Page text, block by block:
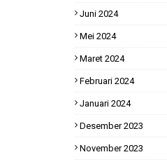
Juni 2024
Mei 2024
Maret 2024
Februari 2024
Januari 2024
Desember 2023
November 2023